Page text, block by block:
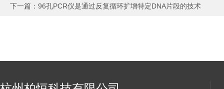
下一篇： 96孔PCR仪是通过反复循环扩增特定DNA片段的技术